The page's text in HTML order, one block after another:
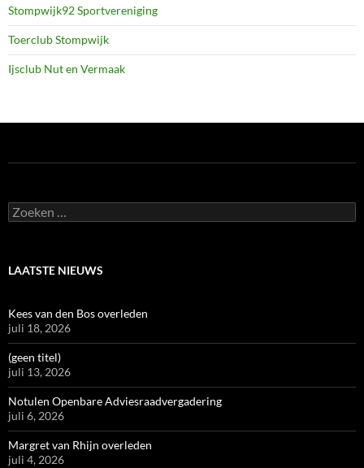
Stompwijk92 Sportvereniging
Toerclub Stompwijk
Ijsclub Nut en Vermaak
Zoeken
naar:
LAATSTE NIEUWS
Kees van den Bos overleden
juli 18, 2026
(geen titel)
juli 13, 2026
Notulen Openbare Adviesraadvergadering
juli 6, 2026
Margret van Rhijn overleden
juli 4, 2026